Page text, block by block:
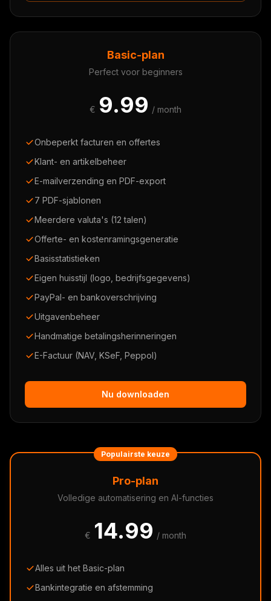
Basic-plan
Perfect voor beginners
€ 9.99 / month
Onbeperkt facturen en offertes
Klant- en artikelbeheer
E-mailverzending en PDF-export
7 PDF-sjablonen
Meerdere valuta's (12 talen)
Offerte- en kostenramingsgeneratie
Basisstatistieken
Eigen huisstijl (logo, bedrijfsgegevens)
PayPal- en bankoverschrijving
Uitgavenbeheer
Handmatige betalingsherinneringen
E-Factuur (NAV, KSeF, Peppol)
Nu downloaden
Populairste keuze
Pro-plan
Volledige automatisering en AI-functies
€ 14.99 / month
Alles uit het Basic-plan
Bankintegratie en afstemming